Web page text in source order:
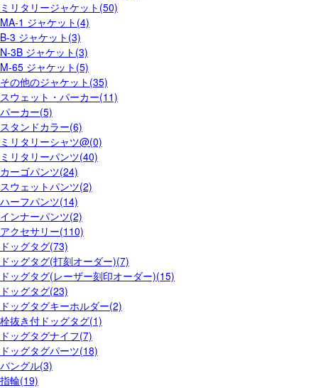
ミリタリージャケット(50)
MA-1 ジャケット(4)
B-3 ジャケット(3)
N-3B ジャケット(3)
M-65 ジャケット(5)
その他のジャケット(35)
スウェット・パーカー(11)
パーカー(5)
スタンドカラー(6)
ミリタリーシャツ@(0)
ミリタリーパンツ(40)
カーゴパンツ(24)
スウェットパンツ(2)
ハーフパンツ(14)
インナーパンツ(2)
アクセサリー(110)
ドッグタグ(73)
ドッグタグ(打刻オーダー)(7)
ドッグタグ(レーザー刻印オーダー)(15)
ドッグタグ(23)
ドッグタグキーホルダー(2)
栓抜き付ドッグタグ(1)
ドッグタグナイフ(7)
ドッグタグパーツ(18)
バングル(3)
指輪(19)